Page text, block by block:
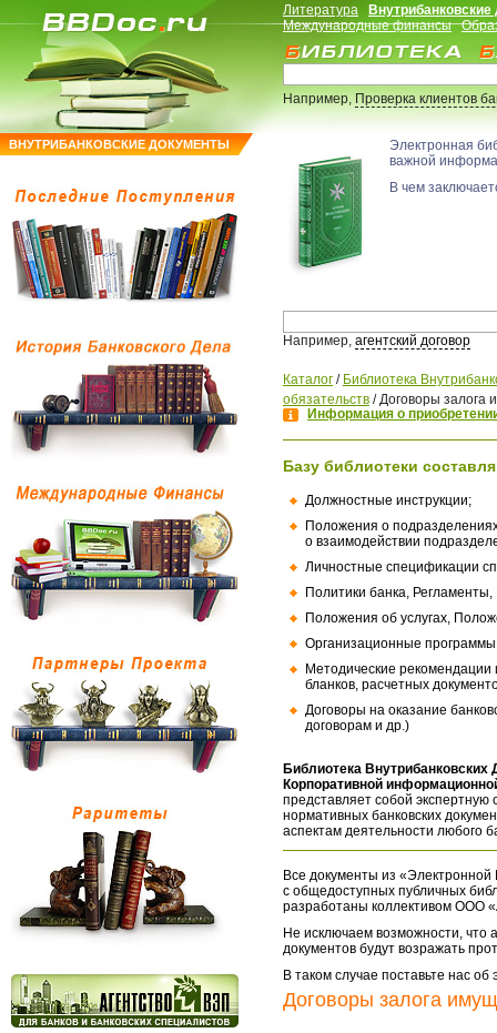
ВНУТРИБАНКОВСКИЕ ДОКУМЕНТЫ
Литература
Международные финансы
Например,Проверка клиентов
Электронная
важной
В чем
Например, агентский договор
Каталог / Библиотека
обязательств /Договоры залога
Информация о
Базу библиотеки
Должностные инструкции;
Положения о
о взаимодействии
Личностные спецификации
Политики банка,
Положения об услугах,
Организационные
Методические
бланков, расчетных
Договоры на оказание
договорам и др.)
Библиотека
Корпоративной
представляет собой экспертную
нормативных банковских
аспектам деятельности любого
Все документы из «Электронной
с общедоступных публичных
разработаны коллективом ООО
Не исключаем возможности, что
документов будут возражать
В таком случае поставьте нас
Договоры залога